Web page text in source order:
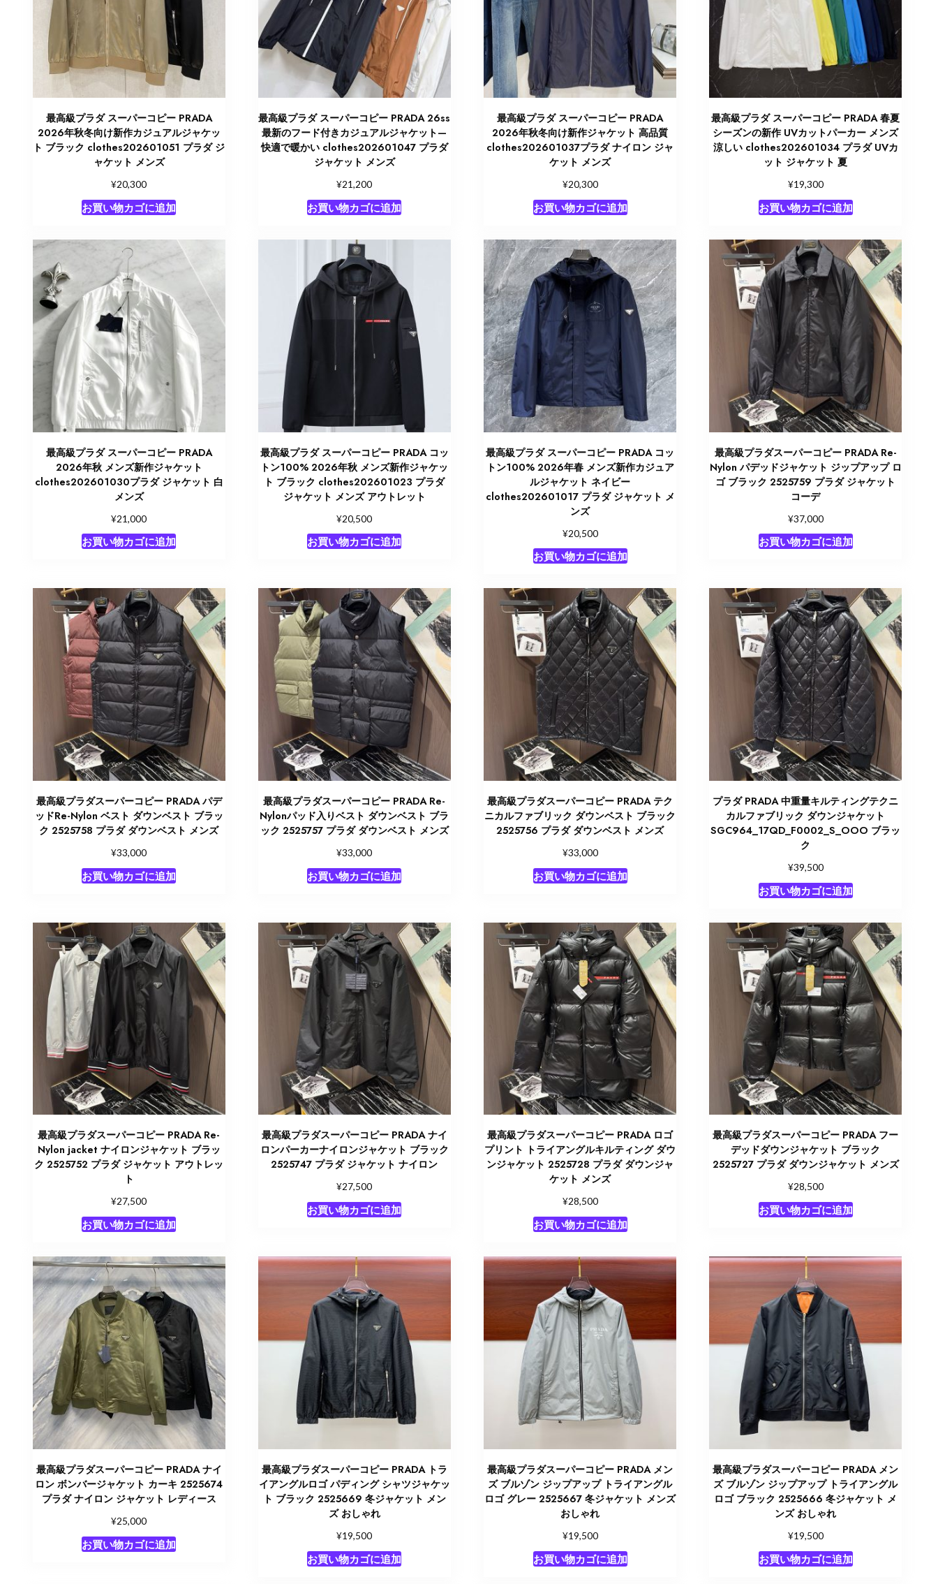
最高級プラダ スーパーコピー PRADA
2026年秋冬向け新作カジュアルジャケッ
ト ブラック clothes202601051 プラダ ジ
ャケット メンズ
¥20,300
お買い物カゴに追加
最高級プラダ スーパーコピー PRADA 26ss
最新のフード付きカジュアルジャケット—
快適で暖かい clothes202601047 プラダ
ジャケット メンズ
¥21,200
お買い物カゴに追加
最高級プラダ スーパーコピー PRADA
2026年秋冬向け新作ジャケット 高品質
clothes202601037プラダ ナイロン ジャ
ケット メンズ
¥20,300
お買い物カゴに追加
最高級プラダ スーパーコピー PRADA 春夏
シーズンの新作 UVカットパーカー メンズ
涼しい clothes202601034 プラダ UVカ
ット ジャケット 夏
¥19,300
お買い物カゴに追加
最高級プラダ スーパーコピー PRADA
2026年秋 メンズ新作ジャケット
clothes202601030プラダ ジャケット 白
メンズ
¥21,000
お買い物カゴに追加
最高級プラダ スーパーコピー PRADA コッ
トン100% 2026年秋 メンズ新作ジャケッ
ト ブラック clothes202601023 プラダ
ジャケット メンズ アウトレット
¥20,500
お買い物カゴに追加
最高級プラダ スーパーコピー PRADA コッ
トン100% 2026年春 メンズ新作カジュア
ルジャケット ネイビー
clothes202601017 プラダ ジャケット メ
ンズ
¥20,500
お買い物カゴに追加
最高級プラダスーパーコピー PRADA Re-
Nylon パデッドジャケット ジップアップ ロ
ゴ ブラック 2525759 プラダ ジャケット
コーデ
¥37,000
お買い物カゴに追加
最高級プラダスーパーコピー PRADA パデ
ッドRe-Nylon ベスト ダウンベスト ブラッ
ク 2525758 プラダ ダウンベスト メンズ
¥33,000
お買い物カゴに追加
最高級プラダスーパーコピー PRADA Re-
Nylonパッド入りベスト ダウンベスト ブラ
ック 2525757 プラダ ダウンベスト メンズ
¥33,000
お買い物カゴに追加
最高級プラダスーパーコピー PRADA テク
ニカルファブリック ダウンベスト ブラック
2525756 プラダ ダウンベスト メンズ
¥33,000
お買い物カゴに追加
プラダ PRADA 中重量キルティングテクニ
カルファブリック ダウンジャケット
SGC964_17QD_F0002_S_OOO ブラッ
ク
¥39,500
お買い物カゴに追加
最高級プラダスーパーコピー PRADA Re-
Nylon jacket ナイロンジャケット ブラッ
ク 2525752 プラダ ジャケット アウトレッ
ト
¥27,500
お買い物カゴに追加
最高級プラダスーパーコピー PRADA ナイ
ロンパーカーナイロンジャケット ブラック
2525747 プラダ ジャケット ナイロン
¥27,500
お買い物カゴに追加
最高級プラダスーパーコピー PRADA ロゴ
プリント トライアングルキルティング ダウ
ンジャケット 2525728 プラダ ダウンジャ
ケット メンズ
¥28,500
お買い物カゴに追加
最高級プラダスーパーコピー PRADA フー
デッドダウンジャケット ブラック
2525727 プラダ ダウンジャケット メンズ
¥28,500
お買い物カゴに追加
最高級プラダスーパーコピー PRADA ナイ
ロン ボンバージャケット カーキ 2525674
プラダ ナイロン ジャケット レディース
¥25,000
お買い物カゴに追加
最高級プラダスーパーコピー PRADA トラ
イアングルロゴ パディング シャツジャケッ
ト ブラック 2525669 冬ジャケット メン
ズ おしゃれ
¥19,500
お買い物カゴに追加
最高級プラダスーパーコピー PRADA メン
ズ ブルゾン ジップアップ トライアングル
ロゴ グレー 2525667 冬ジャケット メンズ
おしゃれ
¥19,500
お買い物カゴに追加
最高級プラダスーパーコピー PRADA メン
ズ ブルゾン ジップアップ トライアングル
ロゴ ブラック 2525666 冬ジャケット メ
ンズ おしゃれ
¥19,500
お買い物カゴに追加